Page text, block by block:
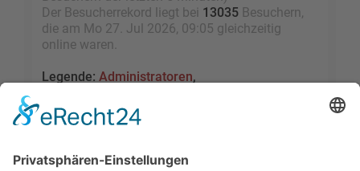
Der Besucherrekord liegt bei 13035 Besuchern,
die am Mo 27. Jul 2026, 09:05 gleichzeitig
online waren.
Legende: Administratoren,
Kürzlich registrierte Benutzer